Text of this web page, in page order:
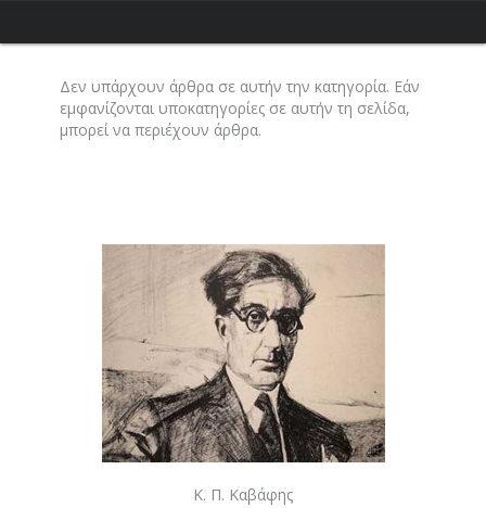
Δεν υπάρχουν άρθρα σε αυτήν την κατηγορία. Εάν
εμφανίζονται υποκατηγορίες σε αυτήν τη σελίδα,
μπορεί να περιέχουν άρθρα.
Κ. Π. Καβάφης